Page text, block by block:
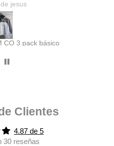
jesus
CO 3 pack básico
Clientes
4.87 de 5
30 reseñas